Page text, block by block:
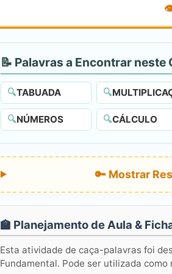
📝 Palavras a Encontrar neste
🔍TABUADA 🔍
🔍NÚMEROS 🔍CÁLCULO
🔑 Mostrar
🏫 Planejamento de Aula &
Esta atividade de caça-palavras foi
Fundamental. Pode ser utilizada